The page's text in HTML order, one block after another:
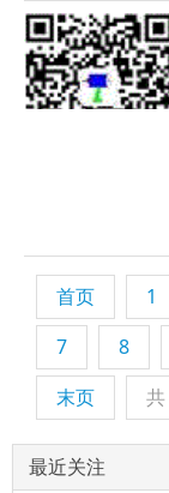
首页 1
7
8
末页
共
最近关注